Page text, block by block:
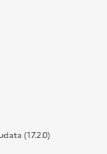
(17.2.0)